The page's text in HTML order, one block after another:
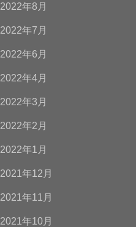
2022年8月
2022年7月
2022年6月
2022年4月
2022年3月
2022年2月
2022年1月
2021年12月
2021年11月
2021年10月